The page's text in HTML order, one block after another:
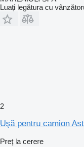
Luați legătura cu
2
Uşă pentru camion
Preț la cerere